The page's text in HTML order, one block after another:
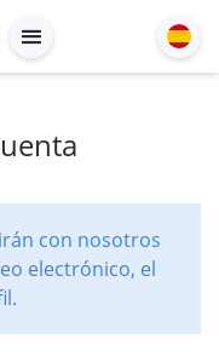
con nosotros
electrónico, el